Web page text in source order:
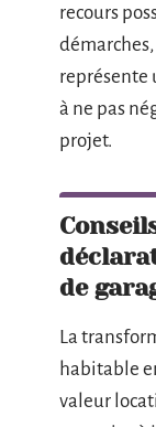
recours
représente
à ne pas
projet.
de
La
habitable
valeur